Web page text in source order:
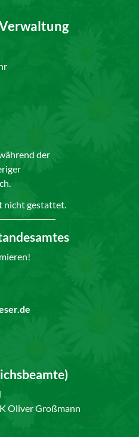
der
nicht gestattet.
Oliver Großmann